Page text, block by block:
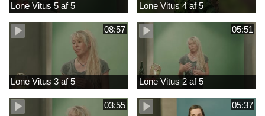
Lone Vitus 5 af 5 Lone Vitus 4 af 5
08:57
Lone Vitus 3 af 5
05:51
Lone Vitus 2 af 5
03:55 05:37